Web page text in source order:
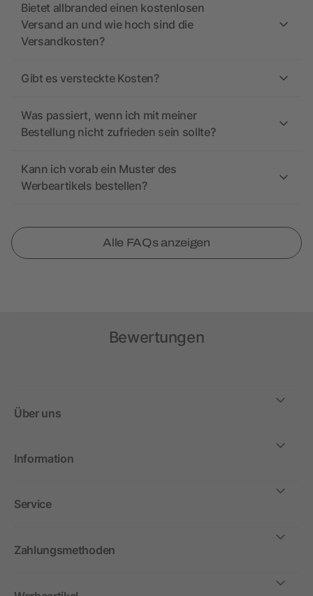
Bietet allbranded einen kostenlosen
Versand an und wie hoch sind die
Versandkosten?
Gibt es versteckte Kosten?
Was passiert, wenn ich mit meiner
Bestellung nicht zufrieden sein sollte?
Kann ich vorab ein Muster des
Werbeartikels bestellen?
Alle FAQs anzeigen
Bewertungen
Über uns
Information
Service
Zahlungsmethoden